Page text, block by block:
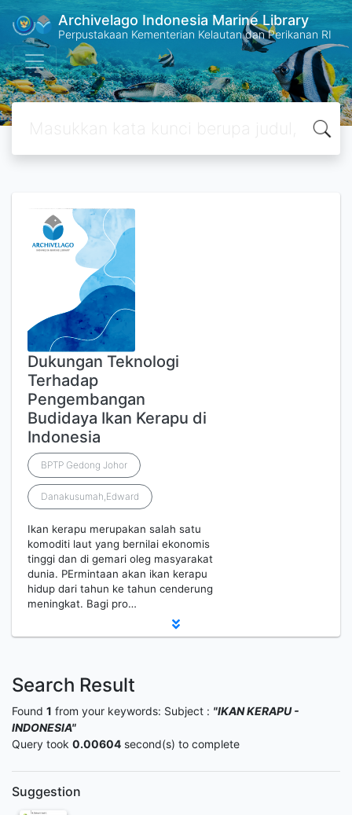
Archivelago Indonesia Marine Library
Perpustakaan Kementerian Kelautan dan Perikanan RI
Dukungan Teknologi
Terhadap
Pengembangan
Budidaya Ikan Kerapu di
Indonesia
BPTP Gedong Johor
Danakusumah,Edward
Ikan kerapu merupakan salah satu
komoditi laut yang bernilai ekonomis
tinggi dan di gemari oleg masyarakat
dunia. PErmintaan akan ikan kerapu
hidup dari tahun ke tahun cenderung
meningkat. Bagi pro…
Search Result
Found 1 from your keywords: Subject : "IKAN KERAPU -
INDONESIA"
Query took 0.00604 second(s) to complete
Suggestion